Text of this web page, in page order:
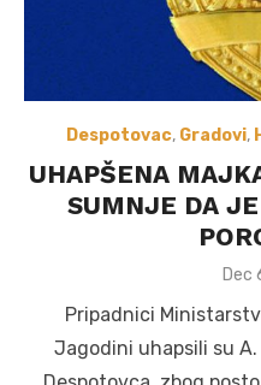
Despotovac, Gradovi,
UHAPŠENA
SUMNJE DA
Dec
Pripadnici
Jagodini uhapsili su